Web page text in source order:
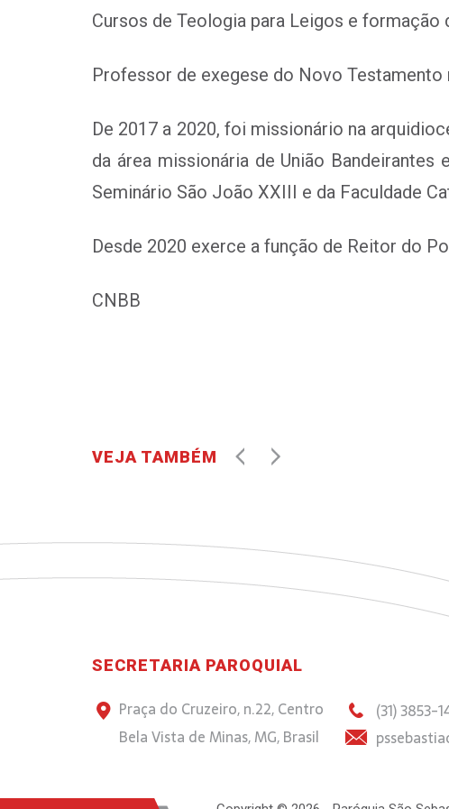
Cursos de Teologia para Leigos e
Professor de exegese do Novo Testamento
De 2017 a 2020, foi missionário na
da área missionária de União
Seminário São João XXIII e da Faculdade
Desde 2020 exerce a função de Reitor do
CNBB
VEJA TAMBÉM
SECRETARIA PAROQUIAL
Praça do Cruzeiro, n.22, Centro
Bela Vista de Minas, MG, Brasil
(31) 3853-